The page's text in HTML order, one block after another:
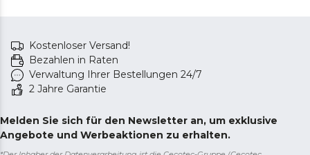
Kostenloser Versand!
Bezahlen in Raten
Verwaltung Ihrer Bestellungen 24/7
2 Jahre Garantie
Melden Sie sich für den Newsletter an, um exklusive
Angebote und Werbeaktionen zu erhalten.